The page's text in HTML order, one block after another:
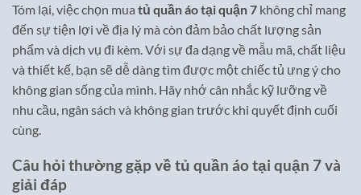
Tóm lại, việc chọn mua tủ quần áo tại quận 7 không chỉ mang
đến sự tiện lợi về địa lý mà còn đảm bảo chất lượng sản
phẩm và dịch vụ đi kèm. Với sự đa dạng về mẫu mã, chất liệu
và thiết kế, bạn sẽ dễ dàng tìm được một chiếc tủ ưng ý cho
không gian sống của mình. Hãy nhớ cân nhắc kỹ lưỡng về
nhu cầu, ngân sách và không gian trước khi quyết định cuối
cùng.
Câu hỏi thường gặp về tủ quần áo tại quận 7 và
giải đáp